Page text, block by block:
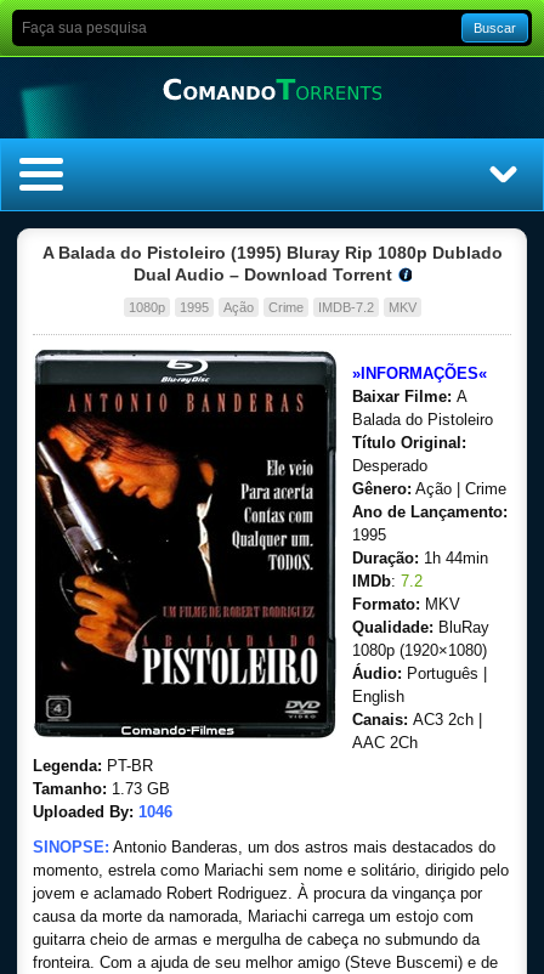
Buscar
Top Séries
Filmes
Dublado
Legendado
A Balada do Pistoleiro (1995) Bluray Rip 1080p Dublado
Dual Audio – Download Torrent
1080p 1995 Ação Crime IMDB-7.2 MKV
»INFORMAÇÕES«
Baixar Filme: A
Balada do Pistoleiro
Título Original:
Desperado
Gênero: Ação | Crime
Ano de Lançamento:
1995
Duração: 1h 44min
IMDb: 7.2
Formato: MKV
Qualidade: BluRay
1080p (1920×1080)
Áudio: Português |
English
Canais: AC3 2ch |
AAC 2Ch
Legenda: PT-BR
Tamanho: 1.73 GB
Uploaded By: 1046
SINOPSE: Antonio Banderas, um dos astros mais destacados do
momento, estrela como Mariachi sem nome e solitário, dirigido pelo
jovem e aclamado Robert Rodriguez. À procura da vingança por
causa da morte da namorada, Mariachi carrega um estojo com
guitarra cheio de armas e mergulha de cabeça no submundo da
fronteira. Com a ajuda de seu melhor amigo (Steve Buscemi) e de